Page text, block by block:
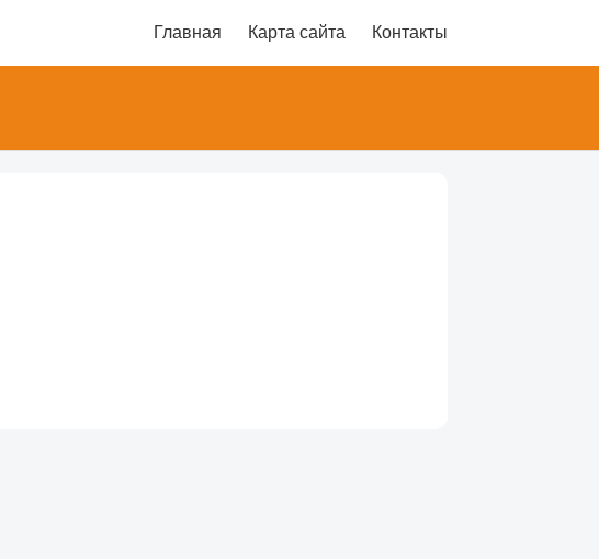
Главная Карта сайта Контакты